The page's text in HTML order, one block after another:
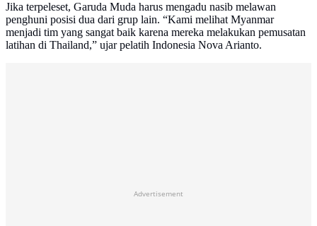
Jika terpeleset, Garuda Muda harus mengadu nasib melawan
penghuni posisi dua dari grup lain. “Kami melihat Myanmar
menjadi tim yang sangat baik karena mereka melakukan pemusatan
latihan di Thailand,” ujar pelatih Indonesia Nova Arianto.
Advertisement